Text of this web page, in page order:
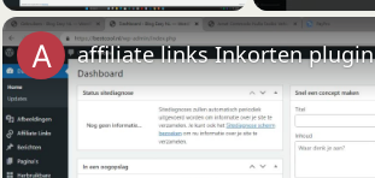
affiliate links Inkorten plugin